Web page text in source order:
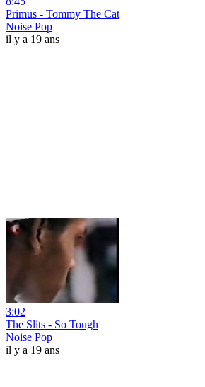
Primus - Tommy The Cat
Noise Pop
il y a 19 ans
3:02
The Slits - So Tough
Noise Pop
il y a 19 ans